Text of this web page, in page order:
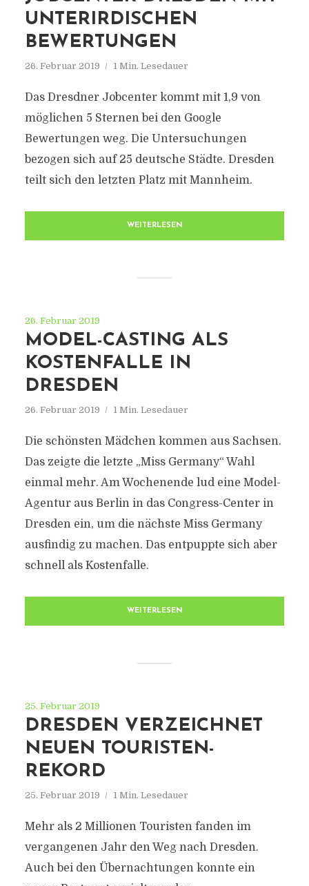
UNTERIRDISCHEN
BEWERTUNGEN
26. Februar 2019 1 Min. Lesedauer
Das Dresdner Jobcenter kommt mit 1,9 von
möglichen 5 Sternen bei den Google
Bewertungen weg. Die Untersuchungen
bezogen sich auf 25 deutsche Städte. Dresden
teilt sich den letzten Platz mit Mannheim.
WEITERLESEN
26. Februar 2019
MODEL-CASTING ALS
KOSTENFALLE IN
DRESDEN
26. Februar 2019 1 Min. Lesedauer
Die schönsten Mädchen kommen aus Sachsen.
Das zeigte die letzte „Miss Germany“ Wahl
einmal mehr. Am Wochenende lud eine Model-
Agentur aus Berlin in das Congress-Center in
Dresden ein, um die nächste Miss Germany
ausfindig zu machen. Das entpuppte sich aber
schnell als Kostenfalle.
WEITERLESEN
25. Februar 2019
DRESDEN VERZEICHNET
NEUEN TOURISTEN-
REKORD
25. Februar 2019 1 Min. Lesedauer
Mehr als 2 Millionen Touristen fanden im
vergangenen Jahr den Weg nach Dresden.
Auch bei den Übernachtungen konnte ein